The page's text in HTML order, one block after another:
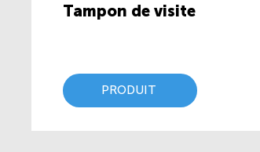
Tampon de visite
PRODUIT